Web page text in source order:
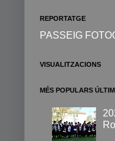
REPORTATGE
PASSEIG
VISUALITZACIONS
MÉS POPULARS